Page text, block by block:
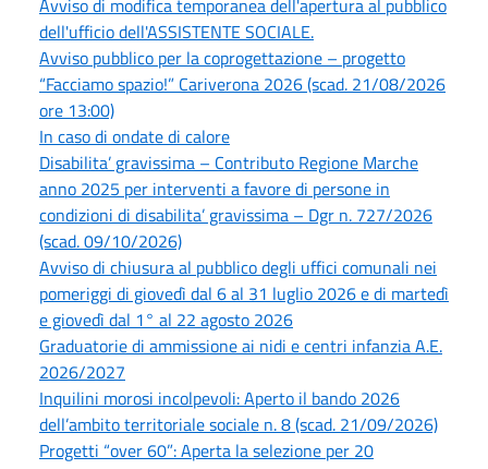
dell'ufficio dell'ASSISTENTE SOCIALE.
Avviso pubblico per la coprogettazione – progetto
“Facciamo spazio!” Cariverona 2026 (scad. 21/08/2026
ore 13:00)
In caso di ondate di calore
Disabilita’ gravissima – Contributo Regione Marche
anno 2025 per interventi a favore di persone in
condizioni di disabilita’ gravissima – Dgr n. 727/2026
(scad. 09/10/2026)
Avviso di chiusura al pubblico degli uffici comunali nei
pomeriggi di giovedì dal 6 al 31 luglio 2026 e di martedì
e giovedì dal 1° al 22 agosto 2026
Graduatorie di ammissione ai nidi e centri infanzia A.E.
2026/2027
Inquilini morosi incolpevoli: Aperto il bando 2026
dell’ambito territoriale sociale n. 8 (scad. 21/09/2026)
Progetti “over 60”: Aperta la selezione per 20